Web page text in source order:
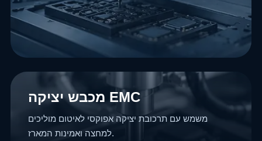
מכבש יציקה EMC
משמש עם תרכובת יציקה אפוקסי לאיטום מוליכים
למחצה ואמינות המארז.